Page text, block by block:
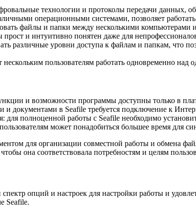
технологии и протоколы передачи данных,
операционными системами, позволяет
файлы и папки между несколькими компьютерами
и интуитивно понятен даже для
различные уровни доступа к файлам и папкам, что
нескольким пользователям работать одновременно
и возможности программы доступны только в
документами в Seafile требуется подключение к
для полноценной работы с Seafile необходимо
может понадобиться большее время для
для организации совместной работы и обмена
она соответствовала потребностям и целям
опций и настроек для настройки работы и
Seafile.